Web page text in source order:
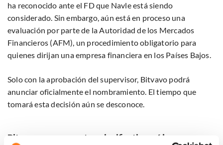
ha reconocido ante el FD que Navle está siendo
considerado. Sin embargo, aún está en proceso una
evaluación por parte de la Autoridad de los Mercados
Financieros (AFM), un procedimiento obligatorio para
quienes dirijan una empresa financiera en los Países Bajos.
Solo con la aprobación del supervisor, Bitvavo podrá
anunciar oficialmente el nombramiento. El tiempo que
tomará esta decisión aún se desconoce.
Bitvavo se recupera tras significativa caída